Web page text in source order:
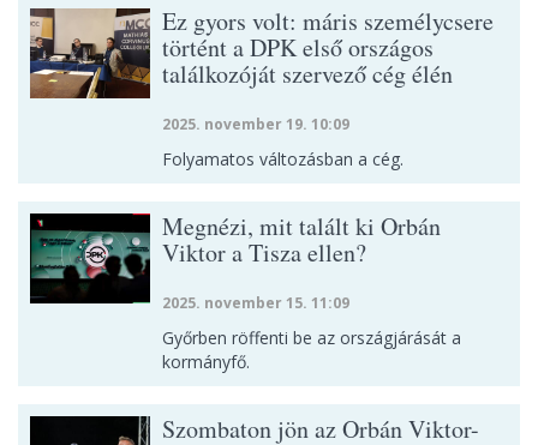
Ez gyors volt: máris személycsere
történt a DPK első országos
találkozóját szervező cég élén
2025. november 19. 10:09
Folyamatos változásban a cég.
Megnézi, mit talált ki Orbán
Viktor a Tisza ellen?
2025. november 15. 11:09
Győrben röffenti be az országjárását a
kormányfő.
Szombaton jön az Orbán Viktor-